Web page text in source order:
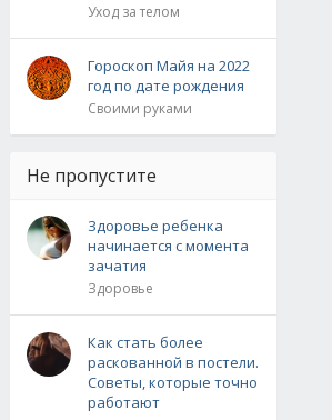
Уход за телом
Гороскоп Майя на 2022
год по дате рождения
Своими руками
Не пропустите
Здоровье ребенка
начинается с момента
зачатия
Здоровье
Как стать более
раскованной в постели.
Советы, которые точно
работают